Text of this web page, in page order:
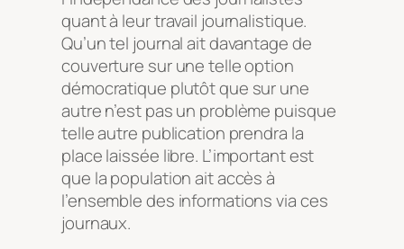
quant à leur travail journalistique.
Qu’un tel journal ait davantage de
couverture sur une telle option
démocratique plutôt que sur une
autre n’est pas un problème puisque
telle autre publication prendra la
place laissée libre. L’important est
que la population ait accès à
l’ensemble des informations via ces
journaux.